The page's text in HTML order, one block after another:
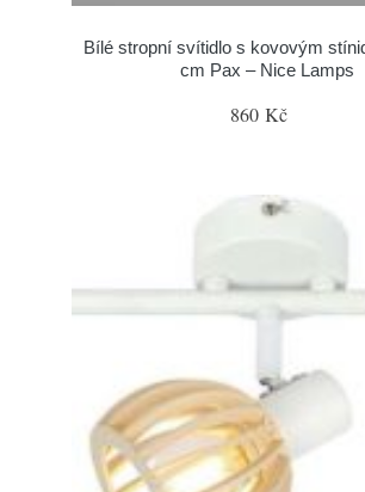
Bílé stropní svítidlo s kovovým
cm Pax – Nice Lamps
860 Kč